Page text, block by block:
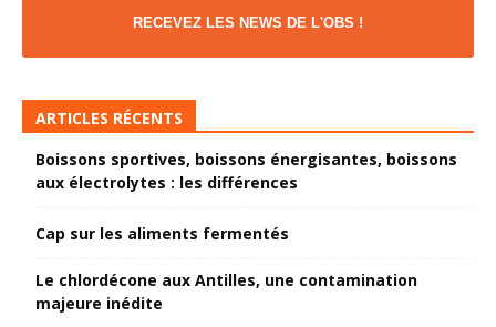
RECEVEZ LES NEWS DE L'OBS !
ARTICLES RÉCENTS
Boissons sportives, boissons énergisantes, boissons
aux électrolytes : les différences
Cap sur les aliments fermentés
Le chlordécone aux Antilles, une contamination
majeure inédite